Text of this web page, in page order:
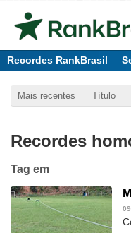
Recordes RankBrasil
Mais recentes Título
Recordes
Tag em